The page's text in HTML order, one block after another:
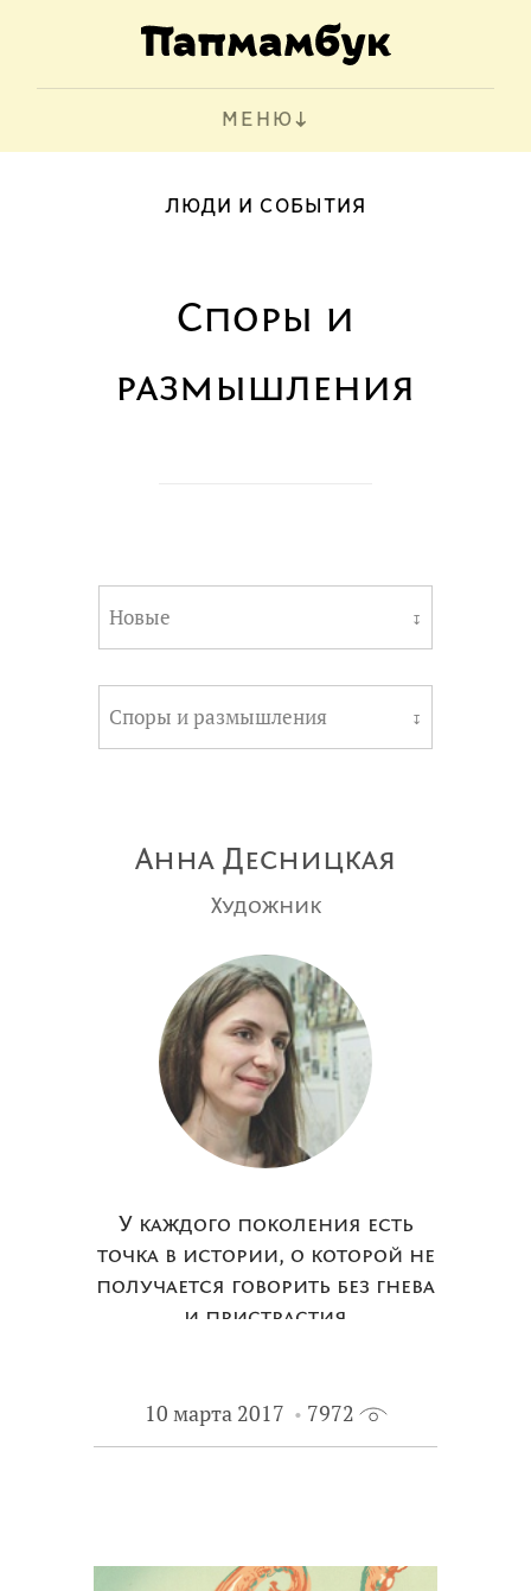
МЕНЮ
ЛЮДИ И СОБЫТИЯ
Споры и
размышления
Новые ↧
Споры и размышления ↧
Анна Десницкая
Художник
У каждого поколения есть
точка в истории, о которой не
получается говорить без гнева
и пристрастия
10 марта 2017 7972